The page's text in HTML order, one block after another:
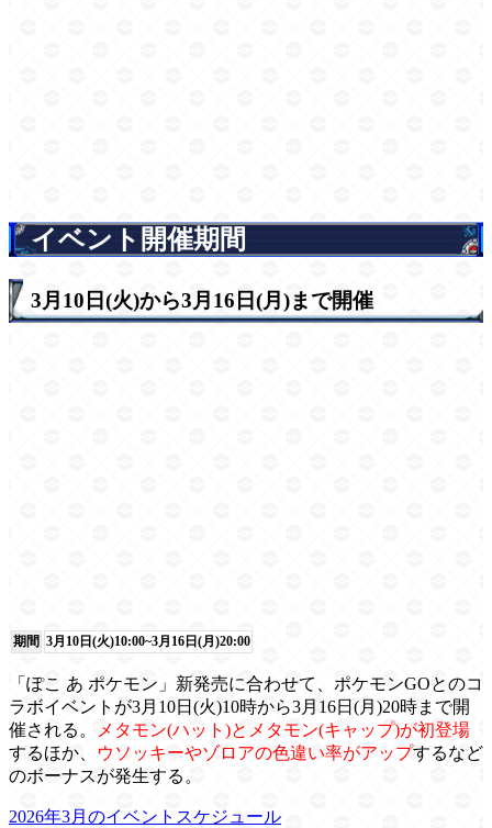
イベント開催期間
3月10日(火)から3月16日(月)まで開催
期間 3月10日(火)10:00~3月16日(月)20:00
「ぽこ あ ポケモン」新発売に合わせて、ポケモンGOとのコ
ラボイベントが3月10日(火)10時から3月16日(月)20時まで開
催される。
メタモン(ハット)とメタモン(キャップ)が初登場
するほか、 ウソッキーやゾロアの色違い率がアップするなど
のボーナスが発生する。
2026年3月のイベントスケジュール